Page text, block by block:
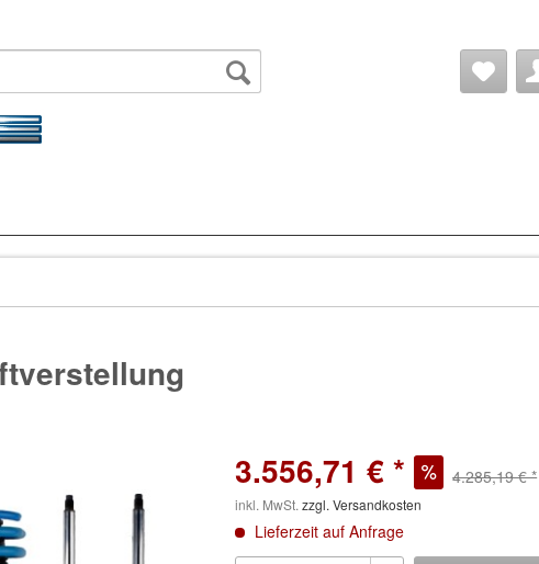
3.556,71 € * 4.285,19 € *
inkl. MwSt.zzgl. Versandkosten
Lieferzeit auf Anfrage